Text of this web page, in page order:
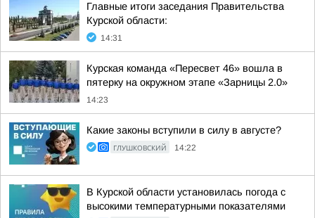
Главные итоги заседания Правительства
Курской области:
14:31
Курская команда «Пересвет 46» вошла в
пятерку на окружном этапе «Зарницы 2.0»
14:23
Какие законы вступили в силу в августе?
ГЛУШКОВСКИЙ 14:22
В Курской области установилась погода с
высокими температурными показателями